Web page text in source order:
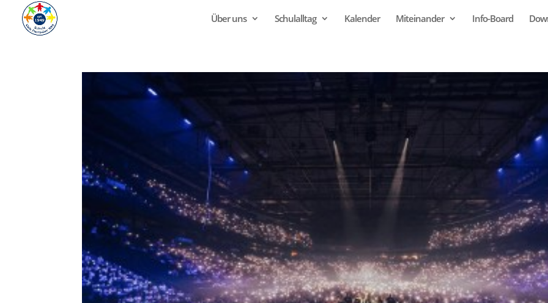
Über uns Schulalltag Kalender Miteinander Info-Board